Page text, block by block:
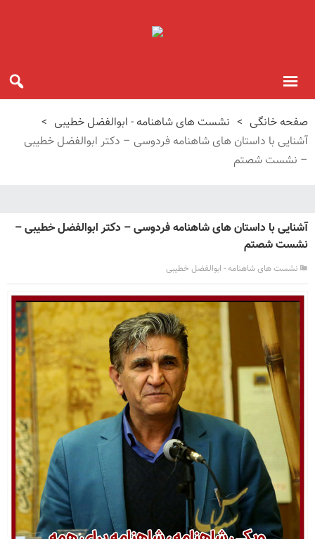
صفحه خانگی > نشست های شاهنامه - ابوالفضل خطیبی >
آشنایی با داستان های شاهنامه فردوسی – دکتر ابوالفضل خطیبی
– نشست شصتم
آشنایی با داستان های شاهنامه فردوسی – دکتر ابوالفضل خطیبی –
نشست شصتم
نشست های شاهنامه - ابوالفضل خطیبی